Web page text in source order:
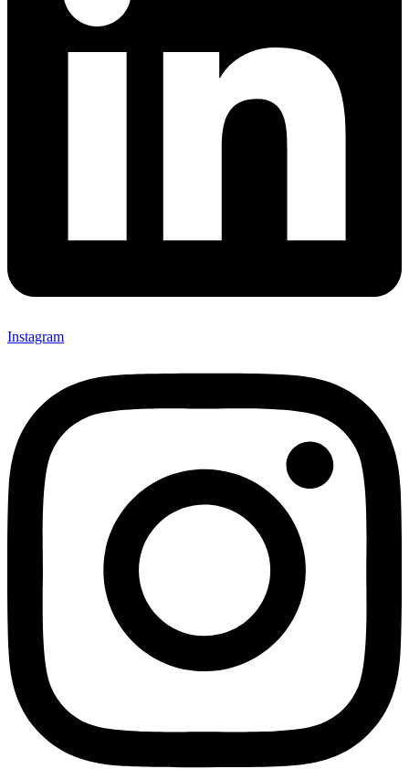
Instagram